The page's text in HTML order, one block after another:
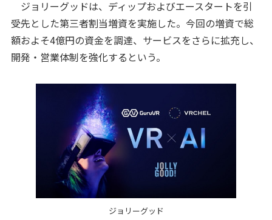
ジョリーグッドは、ディップおよびエースタートを引
受先とした第三者割当増資を実施した。今回の増資で総
額およそ4億円の資金を調達、サービスをさらに拡充し、
開発・営業体制を強化するという。
ジョリーグッド